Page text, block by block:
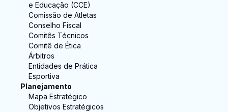
e Educação (CCE)
Comissão de Atletas
Conselho Fiscal
Comitês Técnicos
Comitê de Ética
Árbitros
Entidades de Prática
Esportiva
Planejamento
Mapa Estratégico
Objetivos Estratégicos